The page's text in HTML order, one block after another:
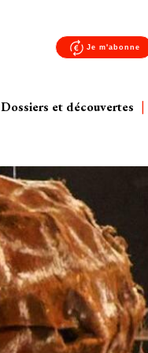
Je m'abonne
Dossiers et découvertes